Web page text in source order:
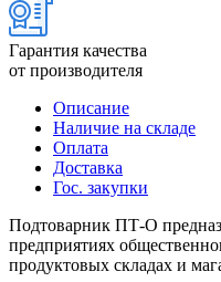
Гарантия качества
от производителя
Описание
Наличие на складе
Оплата
Доставка
Гос. закупки
Подтоварник ПТ-О
предприятиях
продуктовых складах и